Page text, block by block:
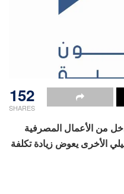
152
SHARES
من الأعمال المصرفية
الأخرى يعوض زيادة تكلفة